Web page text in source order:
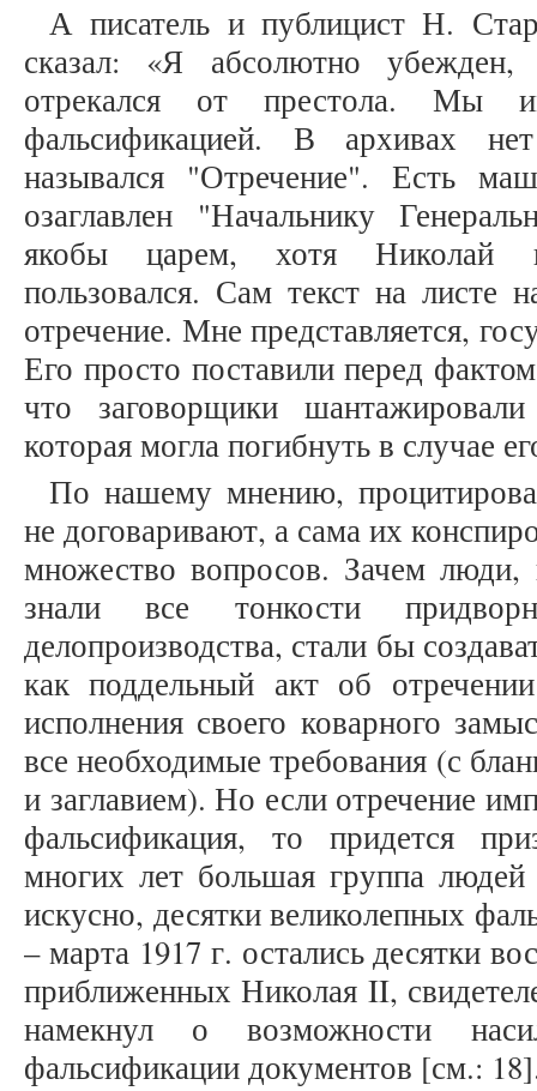
А писатель и публицист Н.
сказал: «Я абсолютно
отрекался от престола.
фальсификацией. В архивах
назывался "Отречение". Есть
озаглавлен "Начальнику
якобы царем, хотя Николай
пользовался. Сам текст на листе
отречение. Мне представляется,
Его просто поставили перед
что заговорщики
которая могла погибнуть в случае
По нашему мнению,
не договаривают, а сама их
множество вопросов. Зачем люди,
знали все тонкости
делопроизводства, стали бы
как поддельный акт об
исполнения своего коварного
все необходимые требования (с
и заглавием). Но если отречение
фальсификация, то придется
многих лет большая группа людей
искусно, десятки великолепных
– марта 1917 г. остались десятки
приближенных Николая II,
намекнул о возможности
фальсификации документов [см.: